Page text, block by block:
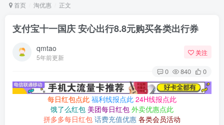
首页 淘优惠 正文
支付宝十一国庆 安心出行8.8元购买各类出行券
qmtao
5年前更新
关注
0 840 0
每日红包点此 福利线报点此 24H线报点此
饿了么红包 美团每日红包 外卖优惠点此
拼多多每日红包 话费充值优惠 各类会员活动